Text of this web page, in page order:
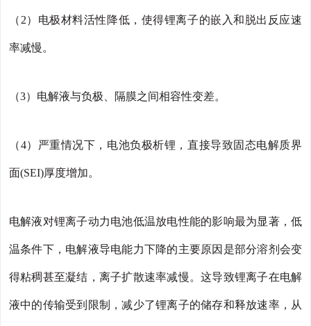
（2）电极材料活性降低，使得锂离子的嵌入和脱出反应速
率减慢。
（3）电解液与负极、隔膜之间相容性变差。
（4）严重情况下，电池负极析锂，直接导致固态电解质界
面(SEI)厚度增加。
电解液对锂离子动力电池低温放电性能的影响最为显著，低
温条件下，电解液导电能力下降的主要原因是部分溶剂会变
得粘稠甚至凝结，离子扩散速率减慢。这导致锂离子在电解
液中的传输受到限制，减少了锂离子的储存和释放速率，从